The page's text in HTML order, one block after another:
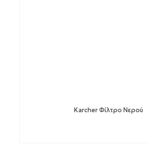
Karcher Φίλτρο Νερού